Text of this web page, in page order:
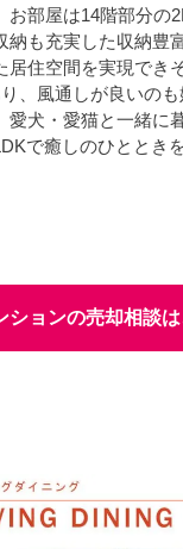
お部屋は14階部分の
納も充実した収納豊
居住空間を実現でき
、風通しが良いのも
愛犬・愛猫と一緒に
で癒しのひととき
ションの売却相談